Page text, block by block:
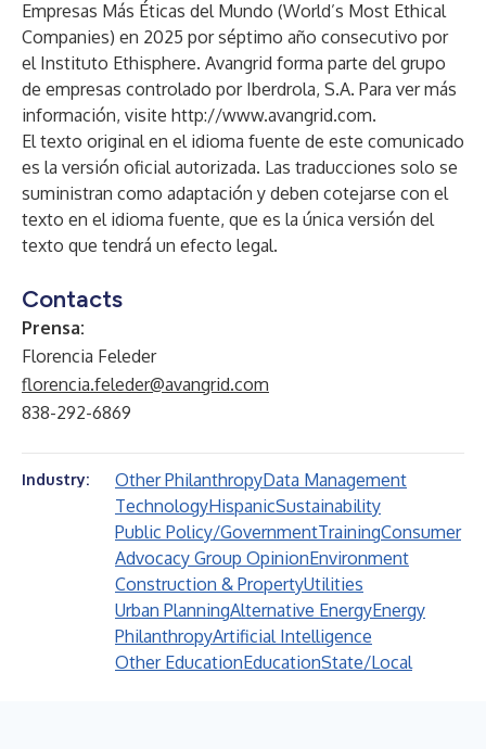
Empresas Más Éticas del Mundo (World’s Most Ethical
Companies) en 2025 por séptimo año consecutivo por
el Instituto Ethisphere. Avangrid forma parte del grupo
de empresas controlado por Iberdrola, S.A. Para ver más
información, visite http://www.avangrid.com.
El texto original en el idioma fuente de este comunicado
es la versión oficial autorizada. Las traducciones solo se
suministran como adaptación y deben cotejarse con el
texto en el idioma fuente, que es la única versión del
texto que tendrá un efecto legal.
Contacts
Prensa:
Florencia Feleder
florencia.feleder@avangrid.com
838-292-6869
Industry: Other PhilanthropyData Management
TechnologyHispanicSustainability
Public Policy/GovernmentTrainingConsumer
Advocacy Group OpinionEnvironment
Construction & PropertyUtilities
Urban PlanningAlternative EnergyEnergy
PhilanthropyArtificial Intelligence
Other EducationEducationState/Local